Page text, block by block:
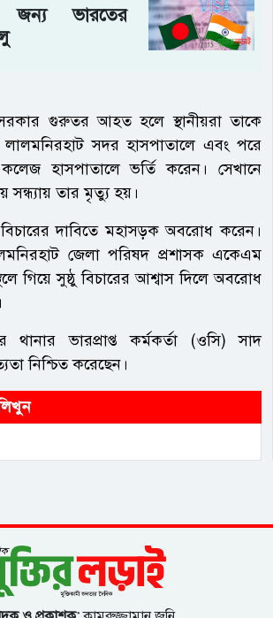
জন্য ভারতের
গুরুতর আহত হলে স্থানীয়রা তাকে
লালমনিরহাট সদর হাসপাতালে এবং পরে
হাসপাতালে ভর্তি করেন। সেখানে
সন্ধ্যায় তার মৃত্যু হয়।
বিচারের দাবিতে মহাসড়ক অবরোধ করেন।
জেলা পরিষদ প্রশাসক একেএম
গিয়ে সুষ্ঠু বিচারের আশ্বাস দিলে অবরোধ
থানার ভারপ্রাপ্ত কর্মকর্তা (ওসি) সাদ
নিশ্চিত করেছেন।